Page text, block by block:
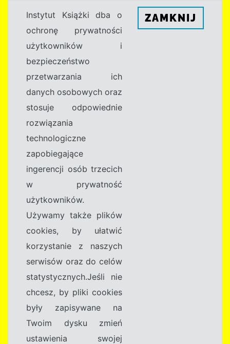
Instytut Książki dba o
ochronę prywatności
użytkowników i
bezpieczeństwo
przetwarzania ich
danych osobowych oraz
stosuje odpowiednie
rozwiązania
technologiczne
zapobiegające
ingerencji osób trzecich
w prywatność
użytkowników.
Używamy także plików
cookies, by ułatwić
korzystanie z naszych
serwisów oraz do celów
statystycznych.Jeśli nie
chcesz, by pliki cookies
były zapisywane na
Twoim dysku zmień
ustawienia swojej
ZAMKNIJ